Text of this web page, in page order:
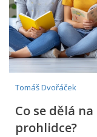
můj článek a
tipy pro
Tomáš Dvořáček
Co se dělá
prohlidce?